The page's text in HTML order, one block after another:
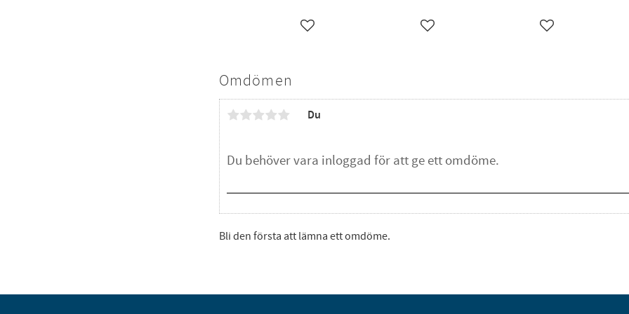
Omdömen
Du
Bli den första att lämna ett omdöme.
Lägg till i favoriter Lägg till i favoriter Lägg till i